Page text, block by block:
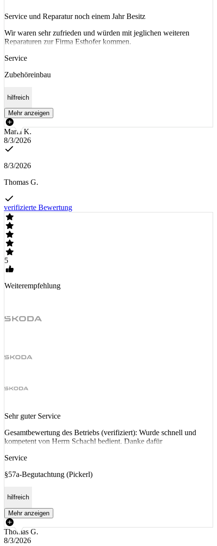
Service und Reparatur noch einem Jahr Besitz
Wir waren sehr zufrieden und würden mit jeglichen weiteren
Reparaturen zur Firma Esthofer kommen.
Service
Zubehöreinbau
hilfreich
Mehr anzeigen
Maria K.
8/3/2026
8/3/2026
Thomas G.
verifizierte Bewertung
5
Weiterempfehlung
Sehr guter Service
Gesamtbewertung des Betriebs (verifiziert): Wurde schnell und
kompetent von Herrn Schachl bedient. Danke dafür
Service
§57a-Begutachtung (Pickerl)
hilfreich
Mehr anzeigen
Thomas G.
8/3/2026